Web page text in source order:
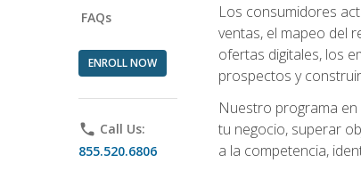
FAQs
ENROLL NOW
phone Call Us:
855.520.6806
Los consumidores
ventas, el mapeo del
ofertas digitales, los
prospectos y
Nuestro programa
tu negocio, superar
a la competencia,